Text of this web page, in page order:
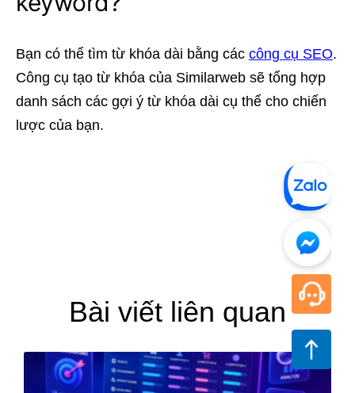
Bạn có thể tìm từ khóa dài bằng các công cụ SEO.
Công cụ tạo từ khóa của Similarweb sẽ tổng hợp
danh sách các gợi ý từ khóa dài cụ thể cho chiến
lược của bạn.
Bài viết liên quan